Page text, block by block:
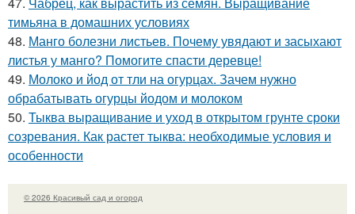
тимьяна в домашних условиях
48. Манго болезни листьев. Почему увядают и засыхают
листья у манго? Помогите спасти деревце!
49. Молоко и йод от тли на огурцах. Зачем нужно
обрабатывать огурцы йодом и молоком
50. Тыква выращивание и уход в открытом грунте сроки
созревания. Как растет тыква: необходимые условия и
особенности
© 2026 Красивый сад и огород